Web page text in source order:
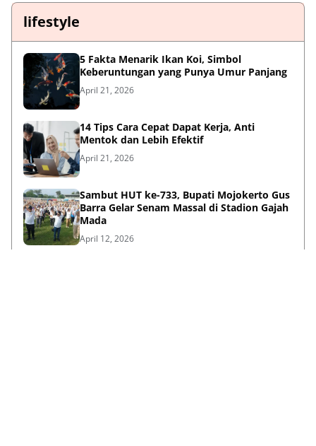
lifestyle
5 Fakta Menarik Ikan Koi, Simbol
Keberuntungan yang Punya Umur Panjang
April 21, 2026
14 Tips Cara Cepat Dapat Kerja, Anti
Mentok dan Lebih Efektif
April 21, 2026
Sambut HUT ke-733, Bupati Mojokerto Gus
Barra Gelar Senam Massal di Stadion Gajah
Mada
April 12, 2026